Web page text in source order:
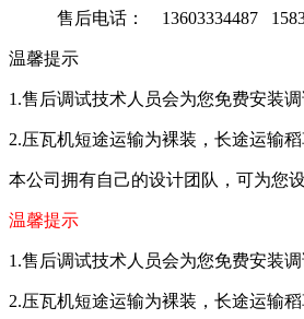
售后电话： 13603334487
温馨提示
1.售后调试技术人员会为您免费安装
2.压瓦机短途运输为裸装，长途运输
本公司拥有自己的设计团队，可为您
温馨提示
1.售后调试技术人员会为您免费安装
2.压瓦机短途运输为裸装，长途运输